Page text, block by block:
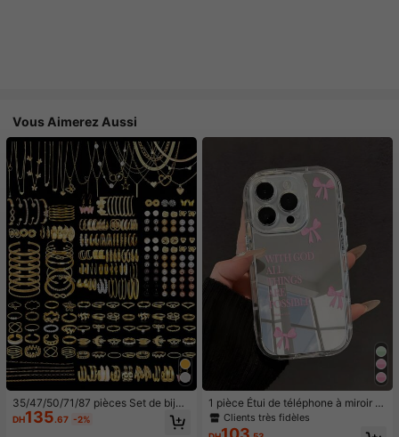
Vous Aimerez Aussi
35/47/50/71/87 pièces Set de bijou
x style bohème, comprenant des bo
ucles d'oreilles, colliers, bagues, br
DH135.67 -2%
1 pièce Étui de téléphone à miroir ro
se minimaliste, style fille avec motif
nœud papillon, slogan religieux. Étu
Clients très fidèles